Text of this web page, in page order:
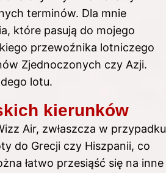
terminów. Dla mnie
które pasują do mojego
przewoźnika lotniczego
Zjednoczonych czy Azji.
lotu.
kierunków
Air, zwłaszcza w przypadku
do Grecji czy Hiszpanii, co
łatwo przesiąść się na inne